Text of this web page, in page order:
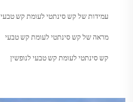
עמידות של קש סינתטי לעומת קש טבעי
מראה של קש סינתטי לעומת קש טבעי
קש סינתטי לעומת קש טבעי לנופשין